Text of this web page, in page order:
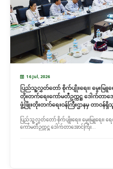
16 Jul, 2026
ပြည်သူ့လွှတ်တော် စိုက်ပျိုးရေး၊ မွေးမြူရ
တိုးတက်ရေးကော်မတီဥက္ကဋ္ဌ ဒေါက်တာ
ဖွံ့ဖြိုးတိုးတက်ရေးဝန်ကြီးဌာနမှ တာဝန်ရှိ
ပြည်သူ့လွှတ်တော် စိုက်ပျိုးရေး၊ မွေးမြူရေး၊
ကော်မတီဥက္ကဋ္ဌ ဒေါက်တာအောင်ကြီး...